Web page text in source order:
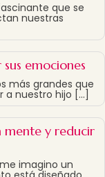
que se
nuestras
emociones
más grandes que
nuestro hijo […]
mente y reducir
imagino un